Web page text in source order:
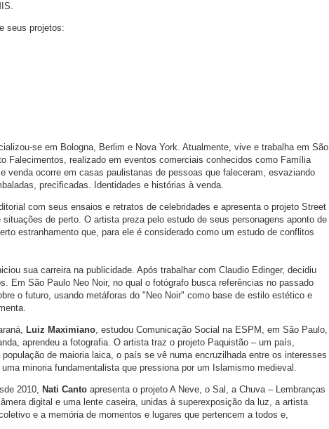
seus projetos:
se em Bologna, Berlim e Nova York. Atualmente, vive e trabalha em São
Falecimentos, realizado em eventos comerciais conhecidos como Família
venda ocorre em casas paulistanas de pessoas que faleceram, esvaziando
precificadas. Identidades e histórias à venda.
com seus ensaios e retratos de celebridades e apresenta o projeto Street
de perto. O artista preza pelo estudo de seus personagens aponto de
estranhamento que, para ele é considerado como um estudo de conflitos
sua carreira na publicidade. Após trabalhar com Claudio Edinger, decidiu
Em São Paulo Neo Noir, no qual o fotógrafo busca referências no passado
o futuro, usando metáforas do "Neo Noir" como base de estilo estético e
Luiz Maximiano, estudou Comunicação Social na ESPM, em São Paulo,
aprendeu a fotografia. O artista traz o projeto Paquistão – um país,
de maioria laica, o país se vê numa encruzilhada entre os interesses
minoria fundamentalista que pressiona por um Islamismo medieval.
2010, Nati Canto apresenta o projeto A Neve, o Sal, a Chuva – Lembranças
digital e uma lente caseira, unidas à superexposição da luz, a artista
e a memória de momentos e lugares que pertencem a todos e,